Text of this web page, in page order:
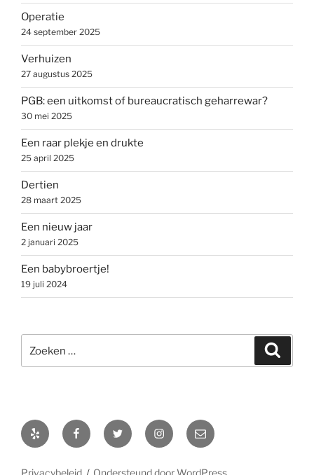
Operatie
24 september 2025
Verhuizen
27 augustus 2025
PGB: een uitkomst of bureaucratisch geharrewar?
30 mei 2025
Een raar plekje en drukte
25 april 2025
Dertien
28 maart 2025
Een nieuw jaar
2 januari 2025
Een babybroertje!
19 juli 2024
naar:
Yelp FacebookTwitter Instagram
E-
mail